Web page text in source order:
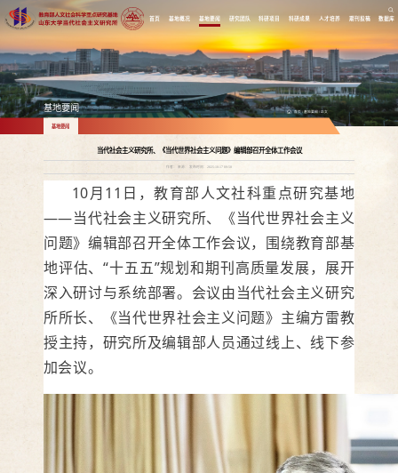
首页 基地概况 基地要闻 研究团队 科研项目 科研成果 人才培养 期刊投稿 数据库
基地要闻 首页 / 基地要闻 正文
基地要闻
当代社会主义研究所、《当代世界社会主义问题》编辑部召开全体工作会议
作者： 来源： 发布时间：2025-10-17 09:58
10月11日，教育部人文社科重点研究基地
——当代社会主义研究所、《当代世界社会主义
问题》编辑部召开全体工作会议，围绕教育部基
地评估、“十五五”规划和期刊高质量发展，展开
深入研讨与系统部署。会议由当代社会主义研究
所所长、《当代世界社会主义问题》主编方雷教
授主持，研究所及编辑部人员通过线上、线下参
加会议。